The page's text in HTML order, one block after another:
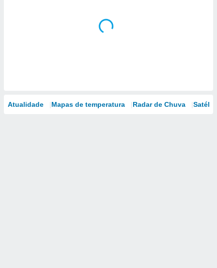
Atualidade Mapas de temperatura Radar de Chuva